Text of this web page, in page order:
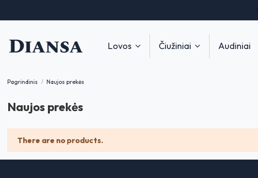
Lovos Čiužiniai Audiniai
Pagrindinis Naujos prekės
Naujos prekės
There are no products.